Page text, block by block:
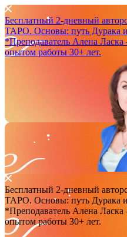
Бесплатный 2-дневный
ТАРО. Основы: путь Дурака
*Преподаватель Аленa
опытом работы 30+ лет.
Бесплатный 2-дневный
ТАРО. Основы: путь Дурака
*Преподаватель Аленa
опытом работы 30+ лет.